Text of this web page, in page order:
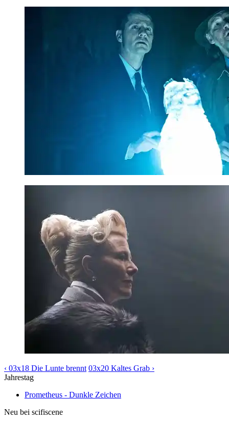
‹ 03x18 Die Lunte brennt 03x20 Kaltes Grab ›
Jahrestag
Prometheus - Dunkle Zeichen
Neu bei scifiscene